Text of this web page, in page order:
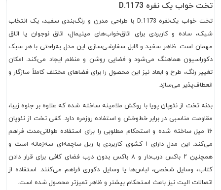
تخت خواب یک نفره D.1173
تخت خواب یک‌نفره D.1173 با طراحی مدرن و رنگ‌بندی سفید، یک انتخاب
شیک، ساده و کاربردی برای اتاق‌خواب‌های مینیمال، اتاق نوجوان یا اتاق
مهمان است. ظاهر سفید و قابل سفارشی‌سازی این مدل به‌راحتی با هر سبک
دکوراسیون هماهنگ می‌شود و فضایی روشن و منظم ایجاد می‌کند. امکان
تغییر رنگ، طرح و ابعاد نیز این محصول را برای فضاهای مختلف کاملاً سازگار و
انعطاف‌پذیر می‌سازد.
بدنه تخت از نئوپان پویا با روکش ملامینه ساخته شده که علاوه بر جلوه زیبا،
مقاومت مناسبی در برابر خط‌وخش و استفاده روزمره دارد. کفی تخت از نئوپان
۱۶ میل ساخته شده و استحکام مطلوبی را برای استفاده طولانی‌مدت فراهم
می‌کند. این مدل دارای ۱ کشوی کاربردی با ریل ساچمه‌ای سه‌زمانه است و
همچنین ۲ باکس درب‌دار و ۸ باکس بدون درب فضای کافی برای قرار دادن
کتاب، وسایل شخصی، لباس‌ها یا وسایل دکوری فراهم می‌کنند. استفاده از
اتصالات الیت نیز باعث استحکام بیشتر و ظاهر تمیزتر محصول شده است.